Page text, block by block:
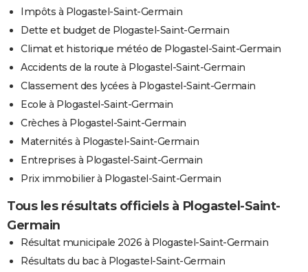
Impôts à Plogastel-Saint-Germain
Dette et budget de Plogastel-Saint-Germain
Climat et historique météo de Plogastel-Saint-Germain
Accidents de la route à Plogastel-Saint-Germain
Classement des lycées à Plogastel-Saint-Germain
Ecole à Plogastel-Saint-Germain
Crèches à Plogastel-Saint-Germain
Maternités à Plogastel-Saint-Germain
Entreprises à Plogastel-Saint-Germain
Prix immobilier à Plogastel-Saint-Germain
Tous les résultats officiels à Plogastel-Saint-
Germain
Résultat municipale 2026 à Plogastel-Saint-Germain
Résultats du bac à Plogastel-Saint-Germain